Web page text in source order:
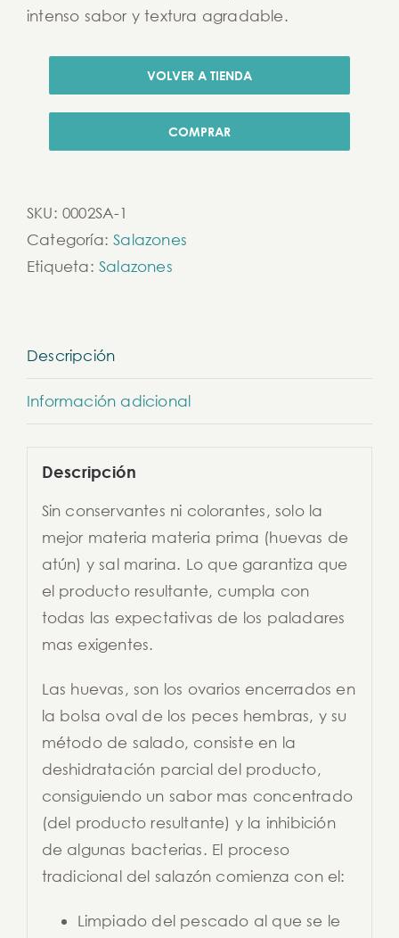
intenso sabor y textura agradable.
VOLVER A TIENDA
COMPRAR
SKU: 0002SA-1
Categoría:Salazones
Etiqueta: Salazones
Descripción
Información adicional
Descripción
Sin conservantes ni colorantes, solo la
mejor materia materia prima (huevas de
atún) y sal marina. Lo que garantiza que
el producto resultante, cumpla con
todas las expectativas de los paladares
mas exigentes.
Las huevas, son los ovarios encerrados en
la bolsa oval de los peces hembras, y su
método de salado, consiste en la
deshidratación parcial del producto,
consiguiendo un sabor mas concentrado
(del producto resultante) y la inhibición
de algunas bacterias. El proceso
tradicional del salazón comienza con el:
Limpiado del pescado al que se le